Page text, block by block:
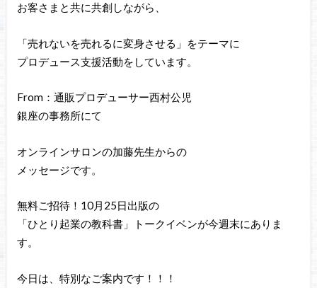
お客さまと共に共創しながら、
「売れないを売れるに変身させる」をテーマに
プロデュース支援活動をしています。
From：通販プロデューサー西村公児
銀座の事務所にて
オンラインサロンの加藤先生からの
メッセージです。
無料ご招待！10月25日出版の
「ひとり起業の教科書」トークイベンが今週末にありま
す。
今日は、特別なご案内です！！！